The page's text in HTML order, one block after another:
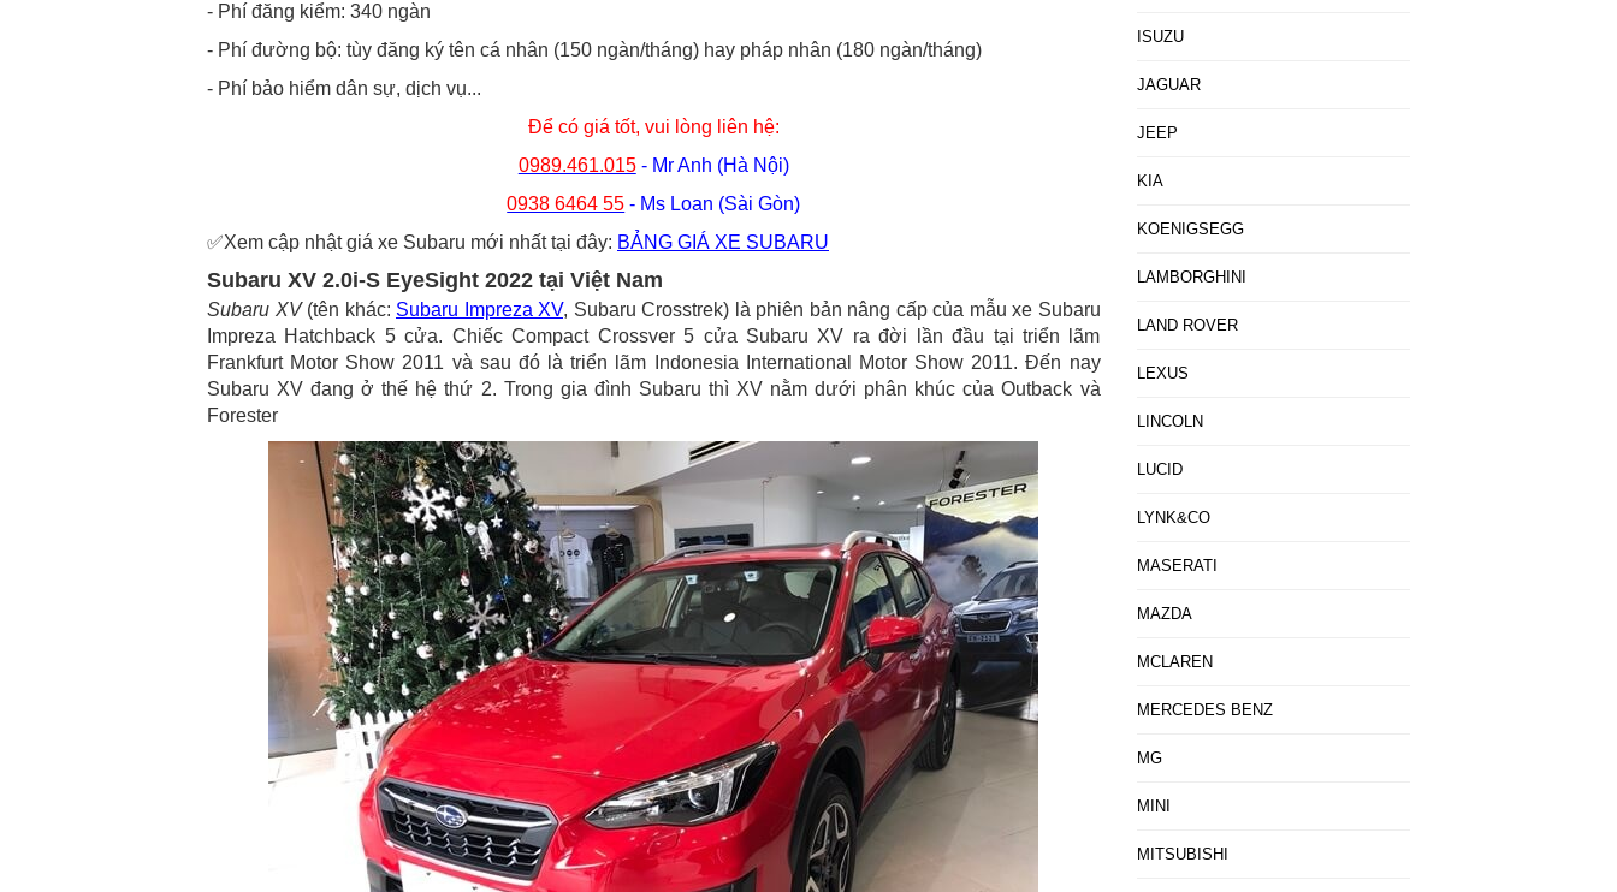
- Phí đăng kiểm: 340 ngàn
- Phí đường bộ: tùy đăng ký tên cá nhân (150 ngàn/tháng) hay pháp nhân (180 ngàn/tháng)
- Phí bảo hiểm dân sự, dịch vụ...
Để có giá tốt, vui lòng liên hệ:
0989.461.015- Mr Anh (Hà Nội)
0938 6464 55 - Ms Loan (Sài Gòn)
✅Xem cập nhật giá xe Subaru mới nhất tại đây: BẢNG GIÁ XE SUBARU
Subaru XV 2.0i-S EyeSight 2022 tại Việt Nam
Subaru XV(tên khác: Subaru Impreza XV, Subaru Crosstrek) là phiên bản nâng cấp của mẫu xe Subaru
Impreza Hatchback 5 cửa. Chiếc Compact Crossver 5 cửa Subaru XV ra đời lần đầu tại triển lãm
Frankfurt Motor Show 2011 và sau đó là triển lãm Indonesia International Motor Show 2011. Đến nay
Subaru XV đang ở thế hệ thứ 2. Trong gia đình Subaru thì XV nằm dưới phân khúc của Outback và
Forester
ISUZU
JAGUAR
JEEP
KIA
KOENIGSEGG
LAMBORGHINI
LAND ROVER
LEXUS
LINCOLN
LUCID
LYNK&CO
MASERATI
MAZDA
MCLAREN
MERCEDES BENZ
MG
MINI
MITSUBISHI